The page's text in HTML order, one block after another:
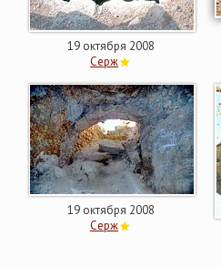
19 октября 2008
Серж
19 октября 2008
Серж